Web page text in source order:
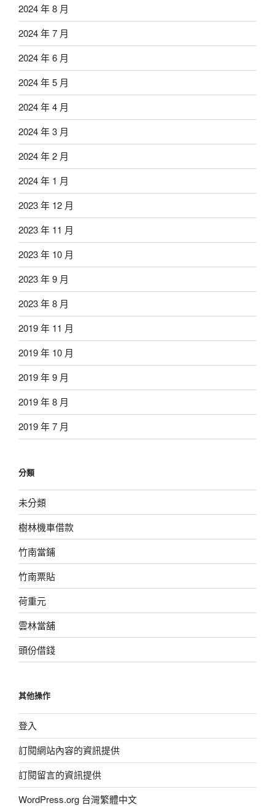
2024 年 8 月
2024 年 7 月
2024 年 6 月
2024 年 5 月
2024 年 4 月
2024 年 3 月
2024 年 2 月
2024 年 1 月
2023 年 12 月
2023 年 11 月
2023 年 10 月
2023 年 9 月
2023 年 8 月
2019 年 11 月
2019 年 10 月
2019 年 9 月
2019 年 8 月
2019 年 7 月
分類
未分類
樹林機車借款
竹南當鋪
竹南票貼
荷重元
雲林當舖
頭份借錢
其他操作
登入
訂閱網站內容的資訊提供
訂閱留言的資訊提供
WordPress.org 台灣繁體中文